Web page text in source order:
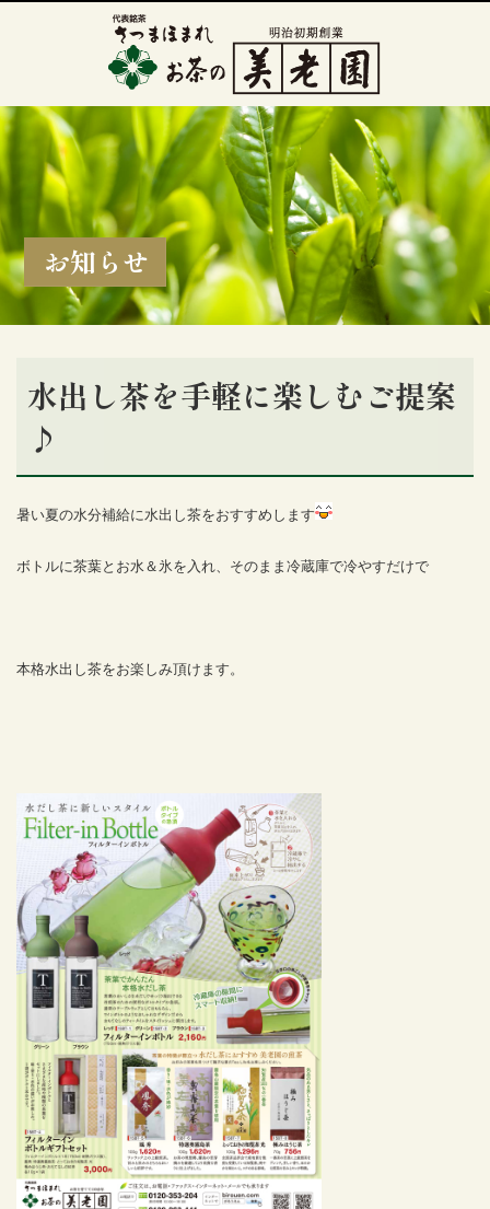
お知らせ
水出し茶を手軽に楽しむご提案
♪
暑い夏の水分補給に水出し茶をおすすめします
ボトルに茶葉とお水＆氷を入れ、そのまま冷蔵庫で冷やすだけで
本格水出し茶をお楽しみ頂けます。